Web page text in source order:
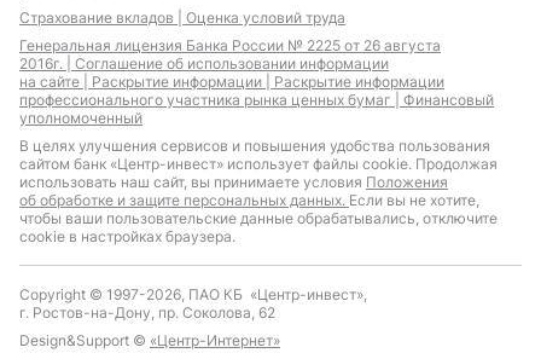
Страхование вкладов | Оценка условий труда
Генеральная лицензия Банка России № 2225 от 26 августа
2016г. | Соглашение об использовании информации
на сайте | Раскрытие информации | Раскрытие информации
профессионального участника рынка ценных бумаг | Финансовый
уполномоченный
В целях улучшения сервисов и повышения удобства пользования
сайтом банк «Центр-инвест» использует файлы cookie. Продолжая
использовать наш сайт, вы принимаете условия Положения
об обработке и защите персональных данных. Если вы не хотите,
чтобы ваши пользовательские данные обрабатывались, отключите
cookie в настройках браузера.
Copyright © 1997-2026, ПАО КБ «Центр-инвест»,
г. Ростов-на-Дону, пр. Соколова, 62
Design&Support © «Центр-Интернет»